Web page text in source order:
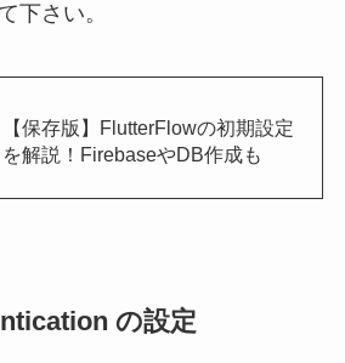
下さい。
【保存版】FlutterFlowの初期設定
を解説！FirebaseやDB作成も
の設定